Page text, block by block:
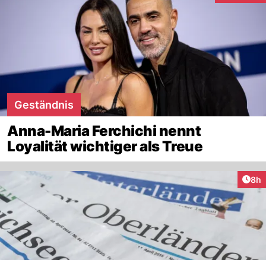
Geständnis
Anna-Maria Ferchichi nennt
Loyalität wichtiger als Treue
8h